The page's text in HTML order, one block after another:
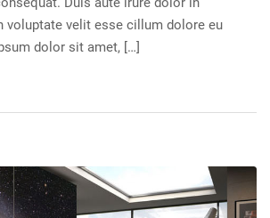
voluptate velit esse cillum dolore eu
dolor sit amet, […]